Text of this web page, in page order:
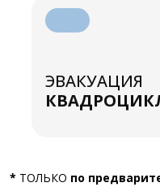
ЭВАКУАЦИЯ
* ТОЛЬКО по